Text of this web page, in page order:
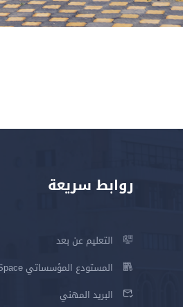
روابط سريعة
التعليم عن بعد
المستودع المؤسساتي DSpace
البريد المهني